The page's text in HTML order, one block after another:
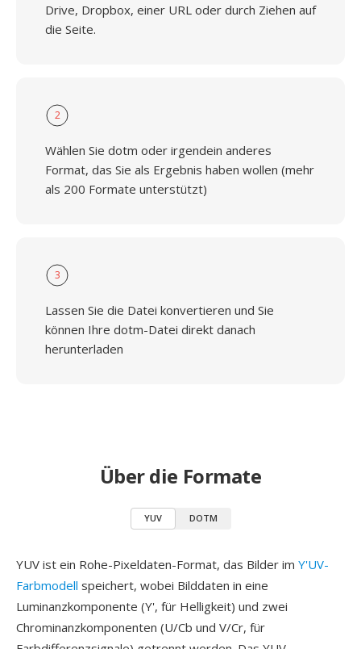
Drive, Dropbox, einer URL oder durch Ziehen auf
die Seite.
2
Wählen Sie dotm oder irgendein anderes
Format, das Sie als Ergebnis haben wollen (mehr
als 200 Formate unterstützt)
3
Lassen Sie die Datei konvertieren und Sie
können Ihre dotm-Datei direkt danach
herunterladen
Über die Formate
YUV DOTM
YUV ist ein Rohe-Pixeldaten-Format, das Bilder im Y'UV-
Farbmodell speichert, wobei Bilddaten in eine
Luminanzkomponente (Y', für Helligkeit) und zwei
Chrominanzkomponenten (U/Cb und V/Cr, für